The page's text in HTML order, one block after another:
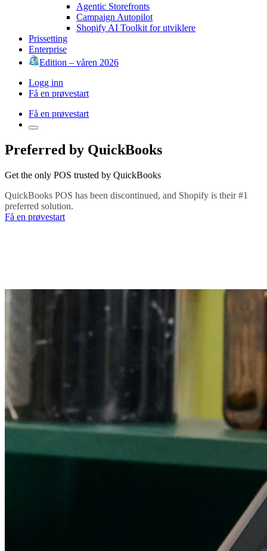
Agentic Storefronts
Campaign Autopilot
Shopify AI Toolkit for utviklere
Prissetting
Enterprise
Edition – våren 2026
Logg inn
Få en prøvestart
Få en prøvestart
Preferred by QuickBooks
Get the only POS trusted by QuickBooks
QuickBooks POS has been discontinued, and Shopify is their #1
preferred solution.
Få en prøvestart